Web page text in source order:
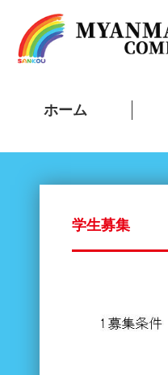
ホーム
学生募集